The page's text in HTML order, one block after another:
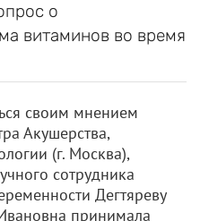
о
витаминов во время
своим мнением
Акушерства,
(г. Москва),
сотрудника
Дегтяреву
принимала